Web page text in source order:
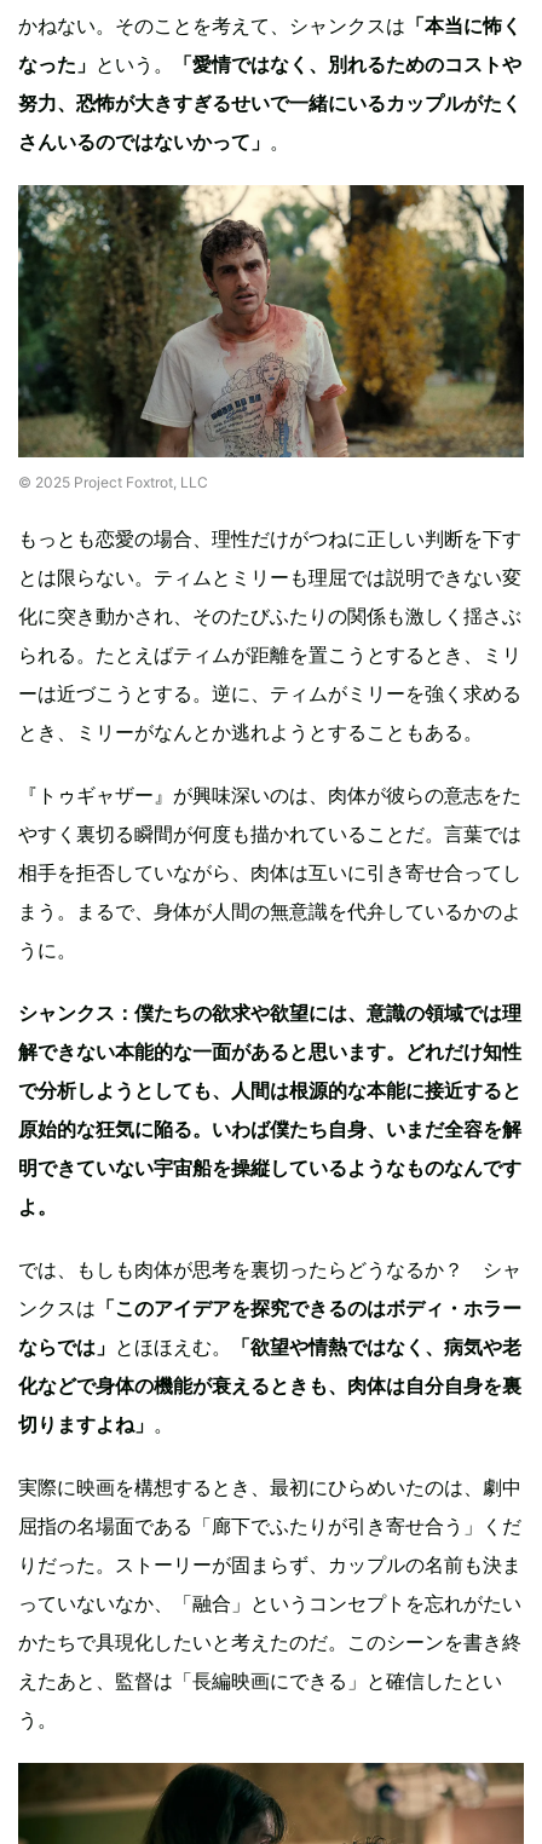
かねない。そのことを考えて、シャンクスは 「本当に怖く
なった」 という。
「愛情ではなく、別れるためのコストや
努力、恐怖が大きすぎるせいで一緒にいるカップルがたく
さんいるのではないかって」 。
© 2025 Project Foxtrot, LLC
もっとも恋愛の場合、理性だけがつねに正しい判断を下す
とは限らない。ティムとミリーも理屈では説明できない変
化に突き動かされ、そのたびふたりの関係も激しく揺さぶ
られる。たとえばティムが距離を置こうとするとき、ミリ
ーは近づこうとする。逆に、ティムがミリーを強く求める
とき、ミリーがなんとか逃れようとすることもある。
『トゥギャザー』が興味深いのは、肉体が彼らの意志をた
やすく裏切る瞬間が何度も描かれていることだ。言葉では
相手を拒否していながら、肉体は互いに引き寄せ合ってし
まう。まるで、身体が人間の無意識を代弁しているかのよ
うに。
シャンクス：僕たちの欲求や欲望には、意識の領域では理
解できない本能的な一面があると思います。どれだけ知性
で分析しようとしても、人間は根源的な本能に接近すると
原始的な狂気に陥る。いわば僕たち自身、いまだ全容を解
明できていない宇宙船を操縦しているようなものなんです
よ。
では、もしも肉体が思考を裏切ったらどうなるか？ シャ
ンクスは 「このアイデアを探究できるのはボディ・ホラー
ならでは」 とほほえむ。
「欲望や情熱ではなく、病気や老
化などで身体の機能が衰えるときも、肉体は自分自身を裏
切りますよね」 。
実際に映画を構想するとき、最初にひらめいたのは、劇中
屈指の名場面である「廊下でふたりが引き寄せ合う」くだ
りだった。ストーリーが固まらず、カップルの名前も決ま
っていないなか、「融合」というコンセプトを忘れがたい
かたちで具現化したいと考えたのだ。このシーンを書き終
えたあと、監督は「長編映画にできる」と確信したとい
う。